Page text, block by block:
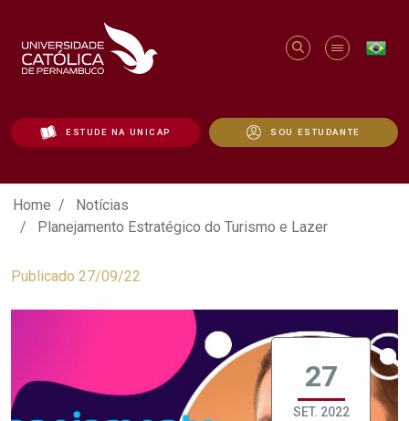
ESTUDE NA UNICAP SOU ESTUDANTE
Planejamento Estratégico do Turismo e
Home
Notícias
Planejamento Estratégico do Turismo e Lazer
Publicado 27/09/22
27
SET. 2022